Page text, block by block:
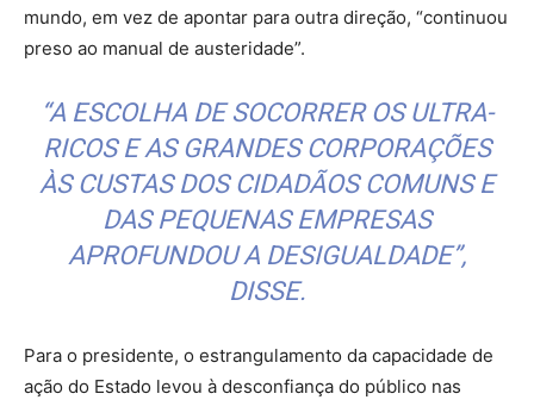
mundo, em vez de apontar para outra direção, “continuou
preso ao manual de austeridade”.
“A ESCOLHA DE SOCORRER OS ULTRA-
RICOS E AS GRANDES CORPORAÇÕES
ÀS CUSTAS DOS CIDADÃOS COMUNS E
DAS PEQUENAS EMPRESAS
APROFUNDOU A DESIGUALDADE”,
DISSE.
Para o presidente, o estrangulamento da capacidade de
ação do Estado levou à desconfiança do público nas